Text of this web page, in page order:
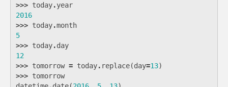
>>> today.year
2016
>>> today.month
5
>>> today.day
12
>>> tomorrow = today. replace(day=13)
>>> tomorrow